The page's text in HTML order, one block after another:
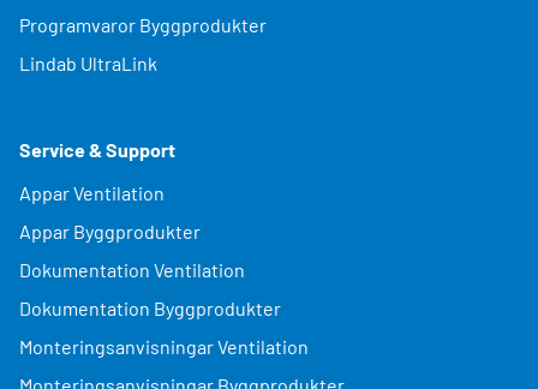
Programvaror Byggprodukter
Lindab UltraLink
Service & Support
Appar Ventilation
Appar Byggprodukter
Dokumentation Ventilation
Dokumentation Byggprodukter
Monteringsanvisningar Ventilation